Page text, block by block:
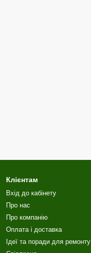
Клієнтам
Вхід до кабінету
Про нас
Про компанію
Оплата і доставка
Ідеї та поради для ремонту